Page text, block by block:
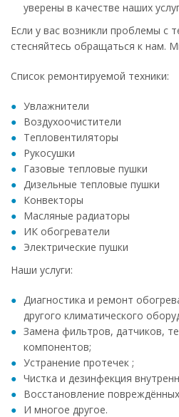
уверены в качестве наших
Если у вас возникли проблемы с
стесняйтесь обращаться к нам.
Список ремонтируемой техники:
Увлажнители
Воздухоочистители
Тепловентиляторы
Рукосушки
Газовые тепловые пушки
Дизельные тепловые пушки
Конвекторы
Масляные радиаторы
ИК обогреватели
Электрические пушки
Наши услуги:
Диагностика и ремонт
другого климатического
Замена фильтров, датчиков,
компонентов;
Устранение протечек ;
Чистка и дезинфекция
Восстановление
И многое другое.